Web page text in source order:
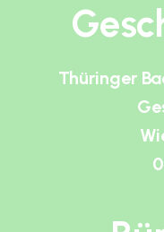
Thüringer